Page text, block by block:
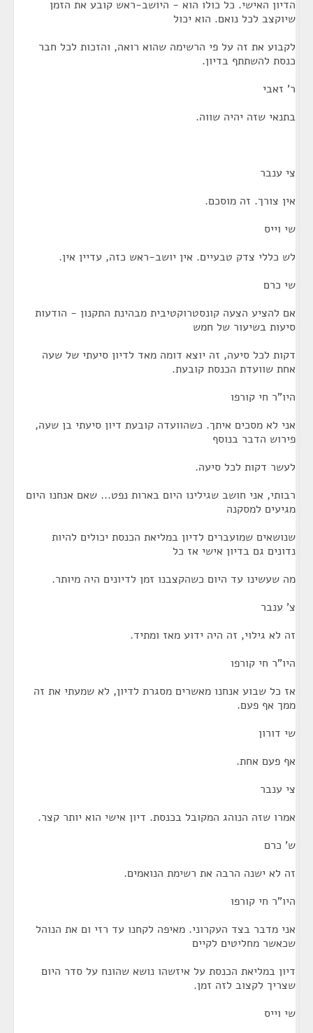
הדיון האישי. כל כולו הוא - היושב-ראש קובע את הזמן
שיוקצב לכל נואם. הוא יכול
לקבוע את זה על פי הרשימה שהוא רואה, והזכות לכל חבר
כנסת להשתתף בדיון.
ר' זאבי
בתנאי שזה יהיה שווה.
צי ענבר
אין צורך. זה מוסכם.
שי וייס
לש כללי צדק טבעיים. אין יושב-ראש כזה, עדיין אין.
שי כרם
אם להציע הצעה קונסטרוקטיבית מבהינת התקנון - הודעות
סיעות בשיעור של חמש
דקות לכל סיעה, זה יוצא דומה מאד לדיון סיעתי של שעה
אחת שוועדת הכנסת קובעת.
היו"ר חי קורפו
אני לא מסכים איתך. כשהוועדה קובעת דיון סיעתי בן שעה,
פירוש הדבר בנוסף
לעשר דקות לכל סיעה.
רבותי, אני חושב שגילינו היום בארות נפט... שאם אנחנו היום
מגיעים למסקנה
שנושאים שמועברים לדיון במליאת הכנסת יכולים להיות
נדונים גם בדיון אישי אז כל
מה שעשינו עד היום כשהקצבנו זמן לדיונים היה מיותר.
צ' ענבר
זה לא גילוי, זה היה ידוע מאז ומתיד.
היו"ר חי קורפו
אז כל שבוע אנחנו מאשרים מסגרת לדיון, לא שמעתי את זה
ממך אף פעם.
שי דורון
אף פעם אחת.
צי ענבר
אמרו שזה הנוהג המקובל בכנסת. דיון אישי הוא יותר קצר.
ש' כרם
זה לא ישנה הרבה את רשימת הנואמים.
היו"ר חי קורפו
אני מדבר בצד העקרוני. מאיפה לקחנו עד רזי ום את הנוהל
שכאשר מחליטים לקיים
דיון במליאת הכנסת על איזשהו נושא שהונח על סדר היום
שצריך לקצוב לזה זמן.
שי וייס